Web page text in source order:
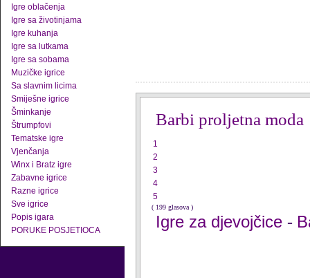
Igre oblačenja
Igre sa životinjama
Igre kuhanja
Igre sa lutkama
Igre sa sobama
Muzičke igrice
Sa slavnim licima
Smiješne igrice
Šminkanje
Štrumpfovi
Tematske igre
Vjenčanja
Winx i Bratz igre
Zabavne igrice
Razne igrice
Sve igrice
Popis igara
PORUKE POSJETIOCA
Barbi proljetna moda
1
2
3
4
5
( 199 glasova )
Igre za djevojčice -